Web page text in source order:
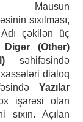
Mausun
sıxılması,
çəkilən üç
Digər (Other)
səhifəsində
xassələri dialoq
Yazılar
işarəsi olan
sıxın. Açılan